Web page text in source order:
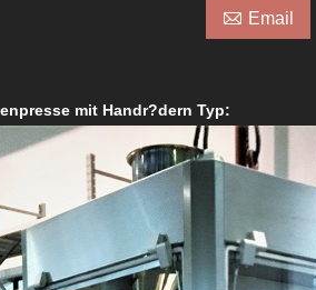
 Email
mit Handr?dern Typ: